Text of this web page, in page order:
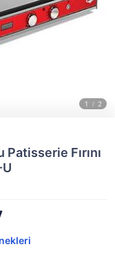
Fırını